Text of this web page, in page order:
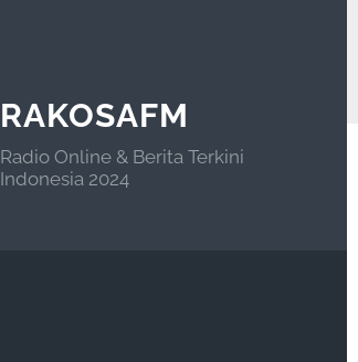
RAKOSAFM
Radio Online & Berita Terkini
Indonesia 2024